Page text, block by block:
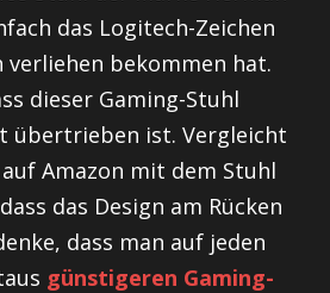
das Logitech-Zeichen
verliehen bekommen hat.
dieser Gaming-Stuhl
übertrieben ist. Vergleicht
Amazon mit dem Stuhl
das Design am Rücken
dass man auf jeden
günstigeren Gaming-